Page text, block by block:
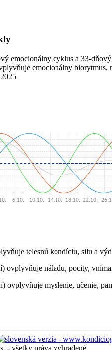
emocionálny cyklus a 33-
emocionálny
telesnú kondíciu, silu a
ovplyvňuje náladu, pocity,
ovplyvňuje myslenie, učenie,
- všetky práva vyhradené